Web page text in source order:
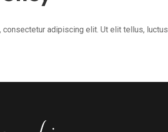
adipiscing elit. Ut elit tellus,